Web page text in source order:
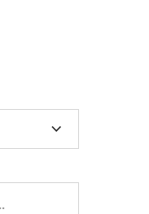
en línea están
la mayoría de las